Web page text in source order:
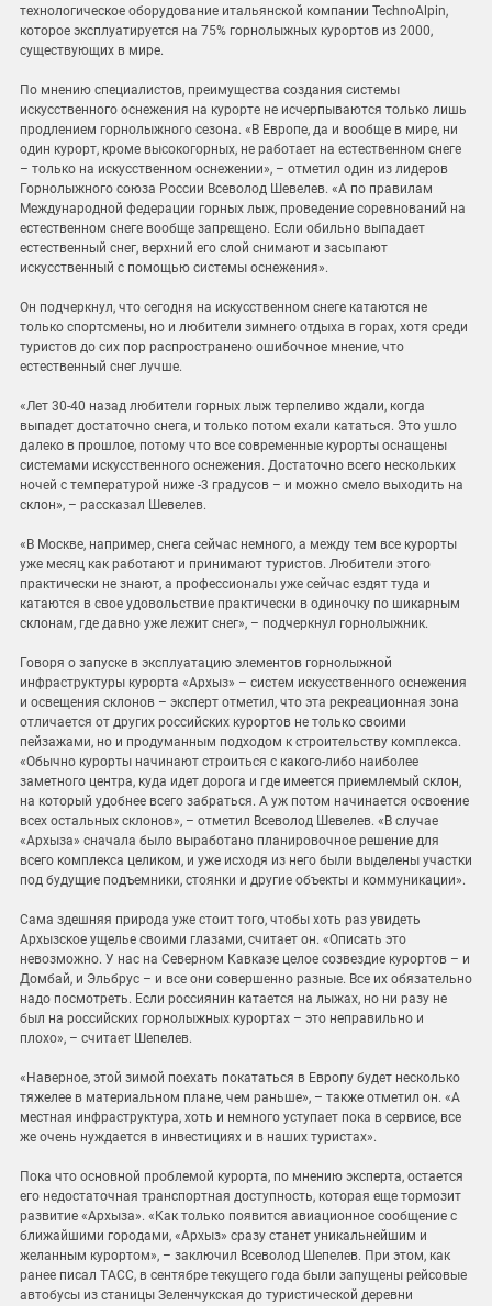
технологическое оборудование итальянской компании TechnoAlpin,
которое эксплуатируется на 75% горнолыжных курортов из 2000,
существующих в мире.
По мнению специалистов, преимущества создания системы
искусственного оснежения на курорте не исчерпываются только лишь
продлением горнолыжного сезона. «В Европе, да и вообще в мире, ни
один курорт, кроме высокогорных, не работает на естественном снеге
– только на искусственном оснежении», – отметил один из лидеров
Горнолыжного союза России Всеволод Шевелев. «А по правилам
Международной федерации горных лыж, проведение соревнований на
естественном снеге вообще запрещено. Если обильно выпадает
естественный снег, верхний его слой снимают и засыпают
искусственный с помощью системы оснежения».
Он подчеркнул, что сегодня на искусственном снеге катаются не
только спортсмены, но и любители зимнего отдыха в горах, хотя среди
туристов до сих пор распространено ошибочное мнение, что
естественный снег лучше.
«Лет 30-40 назад любители горных лыж терпеливо ждали, когда
выпадет достаточно снега, и только потом ехали кататься. Это ушло
далеко в прошлое, потому что все современные курорты оснащены
системами искусственного оснежения. Достаточно всего нескольких
ночей с температурой ниже -3 градусов – и можно смело выходить на
склон», – рассказал Шевелев.
«В Москве, например, снега сейчас немного, а между тем все курорты
уже месяц как работают и принимают туристов. Любители этого
практически не знают, а профессионалы уже сейчас ездят туда и
катаются в свое удовольствие практически в одиночку по шикарным
склонам, где давно уже лежит снег», – подчеркнул горнолыжник.
Говоря о запуске в эксплуатацию элементов горнолыжной
инфраструктуры курорта «Архыз» – систем искусственного оснежения
и освещения склонов – эксперт отметил, что эта рекреационная зона
отличается от других российских курортов не только своими
пейзажами, но и продуманным подходом к строительству комплекса.
«Обычно курорты начинают строиться с какого-либо наиболее
заметного центра, куда идет дорога и где имеется приемлемый склон,
на который удобнее всего забраться. А уж потом начинается освоение
всех остальных склонов», – отметил Всеволод Шевелев. «В случае
«Архыза» сначала было выработано планировочное решение для
всего комплекса целиком, и уже исходя из него были выделены участки
под будущие подъемники, стоянки и другие объекты и коммуникации».
Сама здешняя природа уже стоит того, чтобы хоть раз увидеть
Архызское ущелье своими глазами, считает он. «Описать это
невозможно. У нас на Северном Кавказе целое созвездие курортов – и
Домбай, и Эльбрус – и все они совершенно разные. Все их обязательно
надо посмотреть. Если россиянин катается на лыжах, но ни разу не
был на российских горнолыжных курортах – это неправильно и
плохо», – считает Шепелев.
«Наверное, этой зимой поехать покататься в Европу будет несколько
тяжелее в материальном плане, чем раньше», – также отметил он. «А
местная инфраструктура, хоть и немного уступает пока в сервисе, все
же очень нуждается в инвестициях и в наших туристах».
Пока что основной проблемой курорта, по мнению эксперта, остается
его недостаточная транспортная доступность, которая еще тормозит
развитие «Архыза». «Как только появится авиационное сообщение с
ближайшими городами, «Архыз» сразу станет уникальнейшим и
желанным курортом», – заключил Всеволод Шепелев. При этом, как
ранее писал ТАСС, в сентябре текущего года были запущены рейсовые
автобусы из станицы Зеленчукская до туристической деревни